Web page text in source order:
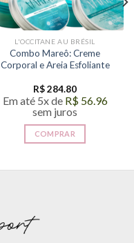
L'OCCITANE AU BRÉSIL
Combo Mareô: Creme
Corporal e Areia Esfoliante
R$284.80
Em até 5x de R$56.96
sem juros
COMPRAR